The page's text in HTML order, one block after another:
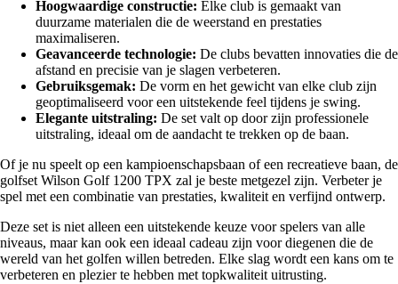
Hoogwaardige constructie: Elke club is gemaakt van
duurzame materialen die de weerstand en prestaties
maximaliseren.
Geavanceerde technologie: De clubs bevatten innovaties die de
afstand en precisie van je slagen verbeteren.
Gebruiksgemak: De vorm en het gewicht van elke club zijn
geoptimaliseerd voor een uitstekende feel tijdens je swing.
Elegante uitstraling: De set valt op door zijn professionele
uitstraling, ideaal om de aandacht te trekken op de baan.
Of je nu speelt op een kampioenschapsbaan of een recreatieve baan, de
golfset Wilson Golf 1200 TPX zal je beste metgezel zijn. Verbeter je
spel met een combinatie van prestaties, kwaliteit en verfijnd ontwerp.
Deze set is niet alleen een uitstekende keuze voor spelers van alle
niveaus, maar kan ook een ideaal cadeau zijn voor diegenen die de
wereld van het golfen willen betreden. Elke slag wordt een kans om te
verbeteren en plezier te hebben met topkwaliteit uitrusting.